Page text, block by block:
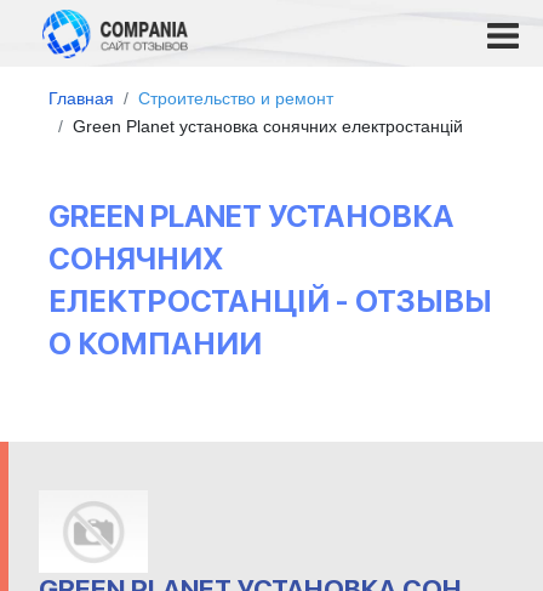
Главная
Строительство и ремонт
Green Planet установка сонячних електростанцій
GREEN PLANET УСТАНОВКА
СОНЯЧНИХ
ЕЛЕКТРОСТАНЦІЙ - ОТЗЫВЫ
О КОМПАНИИ